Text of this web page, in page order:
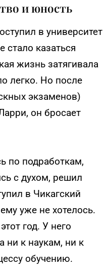
и юность
в университет
стало казаться
жизнь затягивала
легко. Но после
экзаменов)
он бросает
по подработкам,
с духом, решил
в Чикагский
уже не хотелось.
год. У него
ни к наукам, ни к
обучению.